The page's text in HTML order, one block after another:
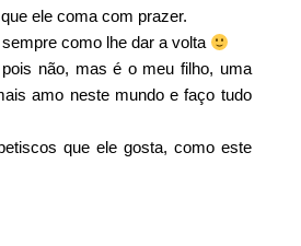
ele coma com prazer.
como lhe dar a volta
não, mas é o meu filho, uma
amo neste mundo e faço tudo
que ele gosta, como este